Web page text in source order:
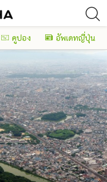
คูปอง อัพเดทญี่ปุ่น